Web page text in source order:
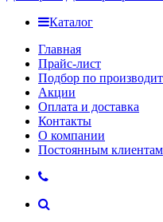
Каталог
Главная
Прайс-лист
Подбор по
Акции
Оплата и доставка
Контакты
О компании
Постоянным клиентам